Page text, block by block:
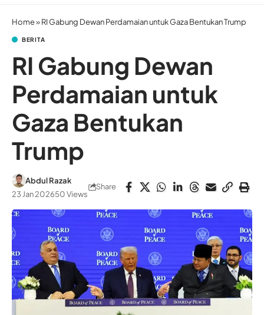
Home»RI Gabung Dewan Perdamaian untuk Gaza Bentukan Trump
BERITA
RI Gabung Dewan
Perdamaian untuk
Gaza Bentukan
Trump
Abdul Razak
23 Jan 202650 Views
Share